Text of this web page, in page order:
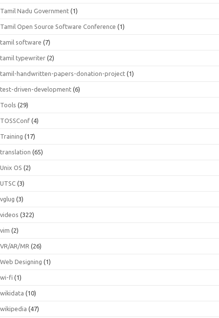
Tamil Nadu Government (1)
Tamil Open Source Software Conference (1)
tamil software (7)
tamil typewriter (2)
tamil-handwritten-papers-donation-project (1)
test-driven-development (6)
Tools (29)
TOSSConf (4)
Training (17)
translation (65)
Unix OS (2)
UTSC (3)
vglug (3)
videos (322)
vim (2)
VR/AR/MR (26)
Web Designing (1)
wi-fi (1)
wikidata (10)
wikipedia (47)